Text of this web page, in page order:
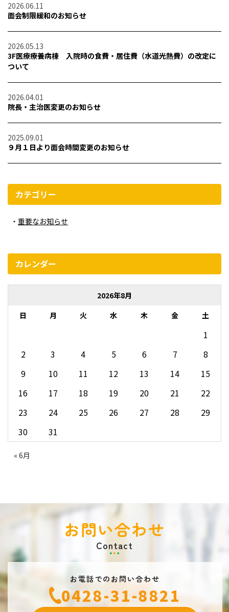
2026.06.11
面会制限緩和のお知らせ
2026.05.13
3F医療療養病棟 入院時の食費・居住費（水道光熱費）の改定に
ついて
2026.04.01
院長・主治医変更のお知らせ
2025.09.01
９月１日より面会時間変更のお知らせ
カテゴリー
重要なお知らせ
カレンダー
2026年8月
日
月 火 水 木 金 土
1
2
3 4 5 6 7
8
9
10 11 12 13 14
15
16
17 18 19 20 21
22
23
24 25 26 27 28
29
30
31
« 6月
お問い合わせ
Contact
お電話でのお問い合わせ
0428-31-8821